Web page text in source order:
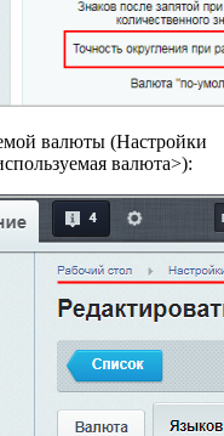
валюты (Настройки
валюта>):